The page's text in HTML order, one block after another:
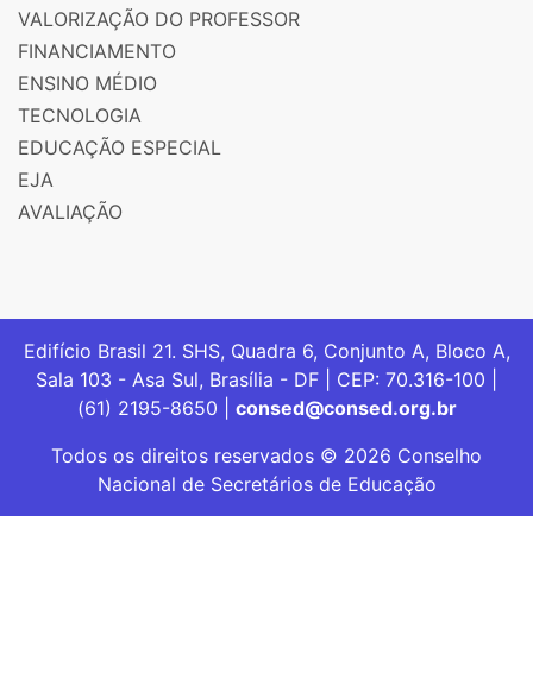
VALORIZAÇÃO DO PROFESSOR
FINANCIAMENTO
ENSINO MÉDIO
TECNOLOGIA
EDUCAÇÃO ESPECIAL
EJA
AVALIAÇÃO
Edifício Brasil 21. SHS, Quadra 6, Conjunto A, Bloco A,
Sala 103 - Asa Sul, Brasília - DF | CEP: 70.316-100 |
(61) 2195-8650 | consed@consed.org.br
Todos os direitos reservados © 2026 Conselho
Nacional de Secretários de Educação